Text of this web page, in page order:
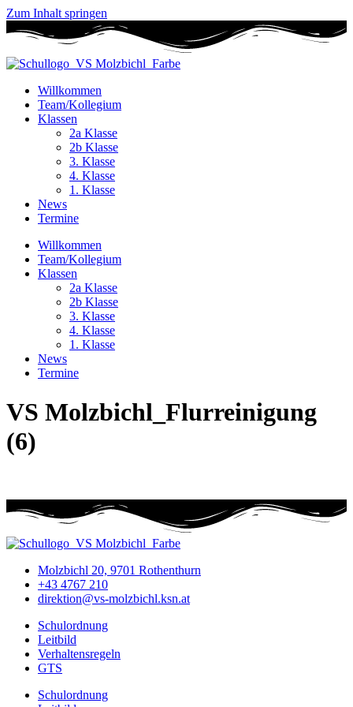
Zum Inhalt springen
Willkommen
Team/Kollegium
Klassen
2a Klasse
2b Klasse
3. Klasse
4. Klasse
1. Klasse
News
Termine
Willkommen
Team/Kollegium
Klassen
2a Klasse
2b Klasse
3. Klasse
4. Klasse
1. Klasse
News
Termine
VS Molzbichl_Flurreinigung
(6)
Molzbichl 20, 9701 Rothenthurn
+43 4767 210
direktion@vs-molzbichl.ksn.at
Schulordnung
Leitbild
Verhaltensregeln
GTS
Schulordnung